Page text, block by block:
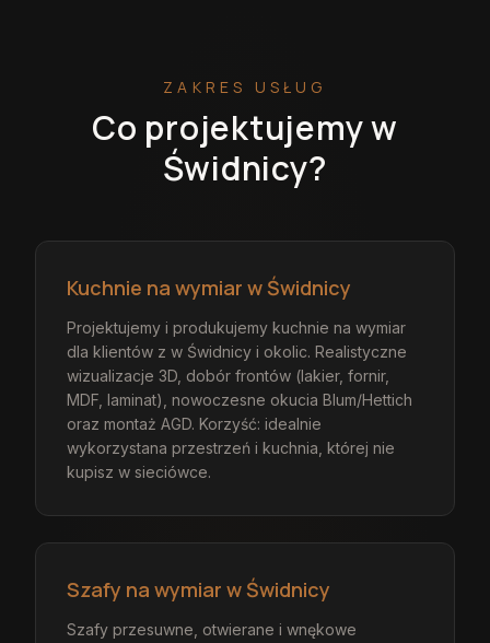
ZAKRES USŁUG
Co projektujemyw
Świdnicy?
Kuchnie na wymiar w Świdnicy
Projektujemy i produkujemy kuchnie na wymiar
dla klientów z w Świdnicy i okolic. Realistyczne
wizualizacje 3D, dobór frontów (lakier, fornir,
MDF, laminat), nowoczesne okucia Blum/Hettich
oraz montaż AGD. Korzyść: idealnie
wykorzystana przestrzeń i kuchnia, której nie
kupisz w sieciówce.
Szafy na wymiar w Świdnicy
Szafy przesuwne, otwierane i wnękowe